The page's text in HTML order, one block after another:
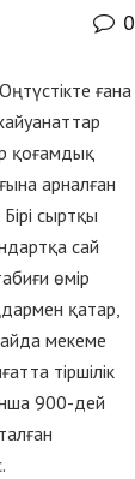
0
ғана
қоғамдық
арналған
сыртқы
сай
өмір
қатар,
мекеме
тіршілік
900-дей